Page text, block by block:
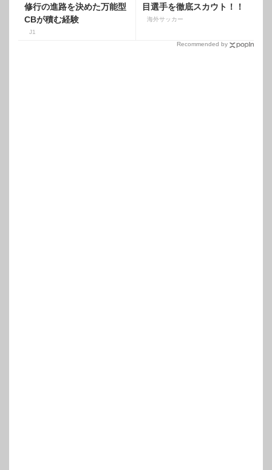
修行の進路を決めた万能型
CBが積む経験
J1
目選手を徹底スカウト！！
海外サッカー
Recommended by